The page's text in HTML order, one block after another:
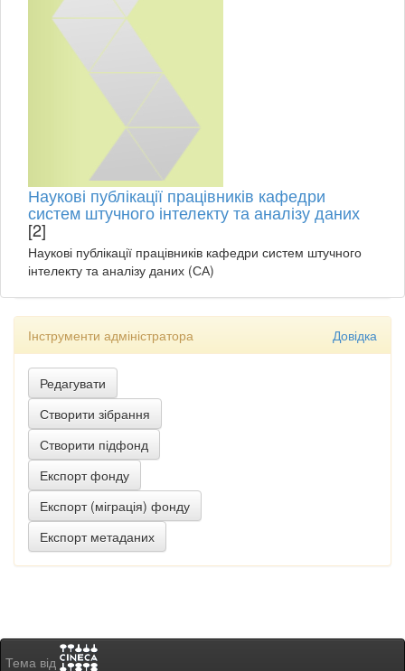
Наукові публікації працівників кафедри
систем штучного інтелекту та аналізу даних
[2]
Наукові публікації працівників кафедри систем штучного
інтелекту та аналізу даних (СА)
Інструменти адміністратора Довідка
Тема від